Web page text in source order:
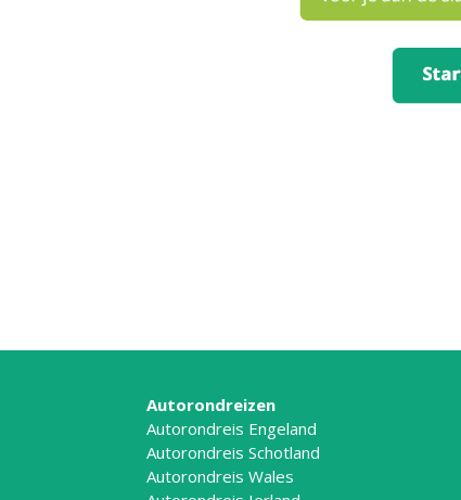
Autorondreizen
Autorondreis Engeland
Autorondreis Schotland
Autorondreis Wales